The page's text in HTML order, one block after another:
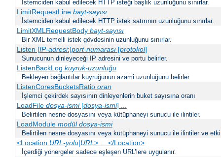
İstemciden kabul edilecek HTTP isteği başlık uzunluğunu sınırlar.
LimitRequestLine bayt-sayısı
İstemciden kabul edilecek HTTP istek satırının uzunluğunu sınırlar.
LimitXMLRequestBody bayt-sayısı
Bir XML temelli istek gövdesinin uzunluğunu sınırlar.
Listen [IP-adresi:]port-numarası[protokol]
Sunucunun dinleyeceği IP adresini ve portu belirler.
ListenBackLog kuyruk-uzunluğu
Bekleyen bağlantılar kuyruğunun azami uzunluğunu belirler
ListenCoresBucketsRatio oran
İşlemci çekirdek sayısının dinleyenlerin buket sayısına oranı
LoadFile dosya-ismi[dosya-ismi] ...
Belirtilen nesne dosyasını veya kütüphaneyi sunucu ile ilintiler.
LoadModule modül dosya-ismi
Belirtilen nesne dosyasını veya kütüphaneyi sunucu ile ilintiler ve
<Location URL-yolu|URL> ... </Location>
İçerdiği yönergeler sadece eşleşen URL’lere uygulanır.